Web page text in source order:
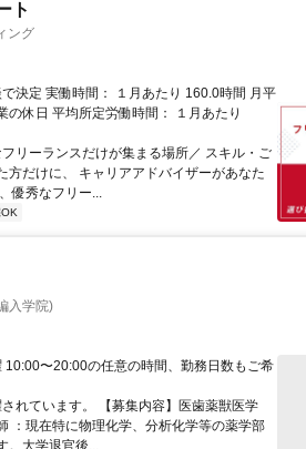
ト
ング
決定 実働時間： １月あたり 160.0時間 月平
休日 平均所定労働時間： １月あたり
リーランスだけが集まる場所／ スキル・ご
方だけに、 キャリアアドバイザーがあなた
優秀なフリー...
入学院)
〜20:00の任意の時間、勤務日数もご希
れています。 【募集内容】医歯薬獣医学
現在特に物理化学、分析化学等の薬学部
。大学退官後...